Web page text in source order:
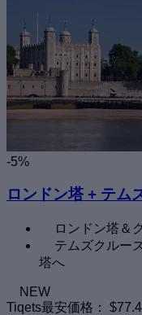
-5%
ロンドン塔 + テム
ロンドン塔＆
テムズクルー
塔へ
NEW
Tiqets最安価格：